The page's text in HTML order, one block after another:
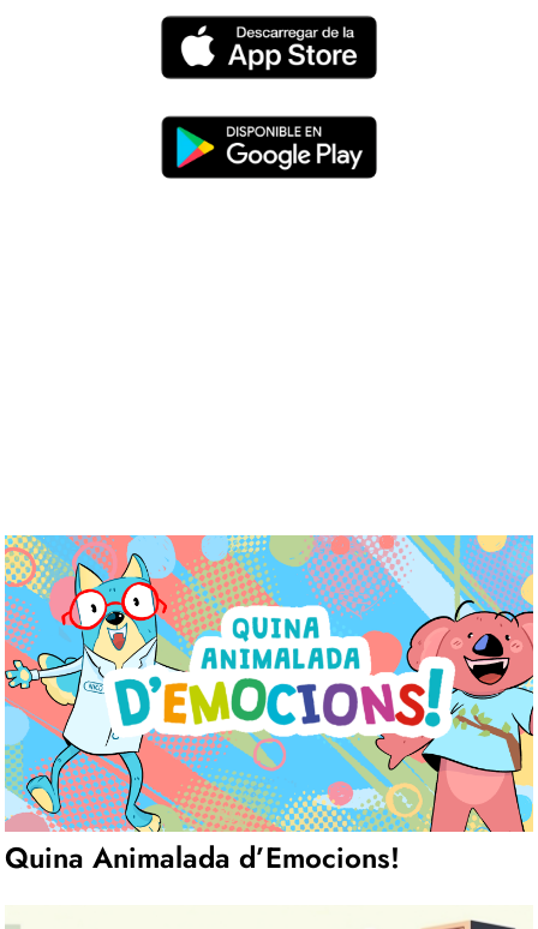
Quina Animalada d’Emocions!